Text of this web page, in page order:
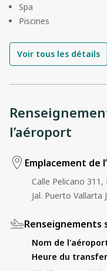
Spa
Piscines
Voir tous les détails
l’aéroport
Emplacement de
Calle Pelicano
Jal. Puerto Vallarta
Renseignements
Nom de
Heure du